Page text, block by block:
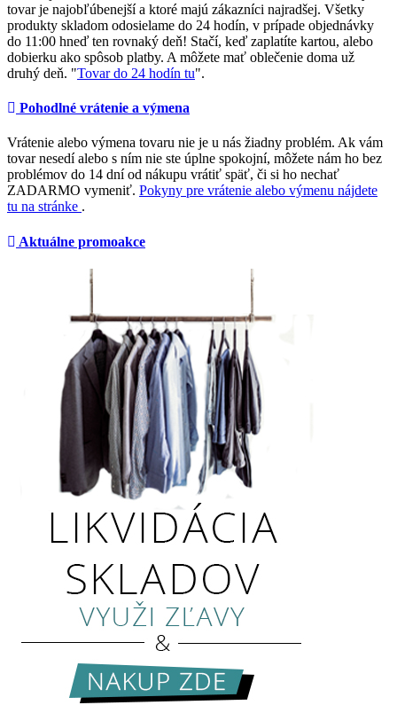
tovar je najobľúbenejší a ktoré majú zákazníci najradšej. Všetky
produkty skladom odosielame do 24 hodín, v prípade objednávky
do 11:00 hneď ten rovnaký deň! Stačí, keď zaplatíte kartou, alebo
dobierku ako spôsob platby. A môžete mať oblečenie doma už
druhý deň. "Tovar do 24 hodín tu".
Pohodlné vrátenie a výmena
Vrátenie alebo výmena tovaru nie je u nás žiadny problém. Ak vám
tovar nesedí alebo s ním nie ste úplne spokojní, môžete nám ho bez
problémov do 14 dní od nákupu vrátiť späť, či si ho nechať
ZADARMO vymeniť. Pokyny pre vrátenie alebo výmenu nájdete
tu na stránke .
Aktuálne promoakce